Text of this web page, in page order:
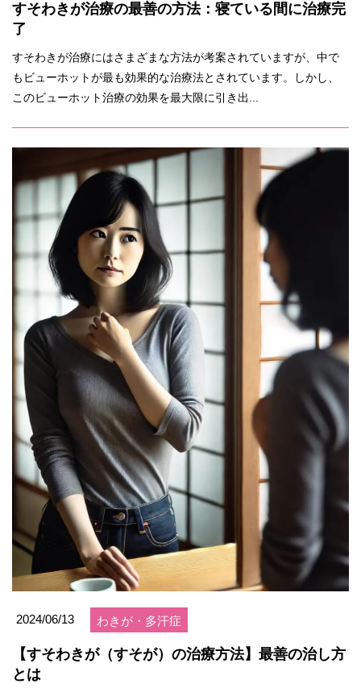
すそわきが治療の最善の方法：寝ている間に治療完
了
すそわきが治療にはさまざまな方法が考案されていますが、中で
もビューホットが最も効果的な治療法とされています。しかし、
このビューホット治療の効果を最大限に引き出...
2024/06/13 わきが・多汗症
【すそわきが（すそが）の治療方法】最善の治し方
とは